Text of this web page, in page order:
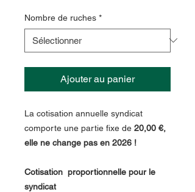
Nombre de ruches *
Ajouter au panier
La cotisation annuelle syndicat
comporte une partie fixe de 20,00 €,
elle ne change pas en 2026 !
Cotisation proportionnelle pour le
syndicat